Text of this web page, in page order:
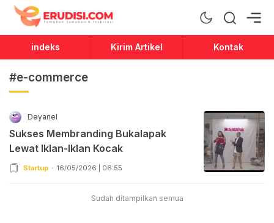
Erudisi
Temukan Jawaban dan Inspirasi
indeks Kirim Artikel Kontak
#e-commerce
Deyanel
Sukses Membranding Bukalapak
Lewat Iklan-Iklan Kocak
Startup 16/05/2026 | 06:55
Sudah ditampilkan semua